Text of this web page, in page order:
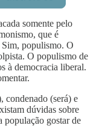
somente pelo
que é
Sim, populismo. O
O populismo de
à democracia liberal.
condenado (será) e
dúvidas sobre
população gostar de